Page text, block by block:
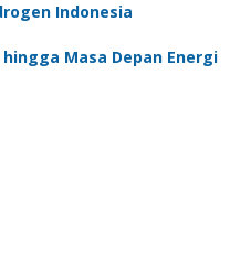
Indonesia
Masa Depan Energi